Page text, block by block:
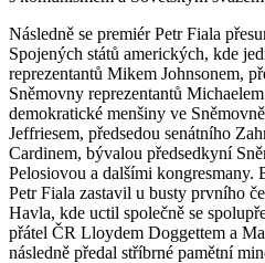
Následně se premiér Petr Fiala
Spojených států amerických, kde
reprezentantů Mikem Johnsonem,
Sněmovny reprezentantů
demokratické menšiny ve
Jeffriesem, předsedou senátního
Cardinem, bývalou předsedkyní
Pelosiovou a dalšími kongresmany.
Petr Fiala zastavil u busty prvního
Havla, kde uctil společně se
přátel ČR Lloydem Doggettem a
následně předal stříbrné pamětní